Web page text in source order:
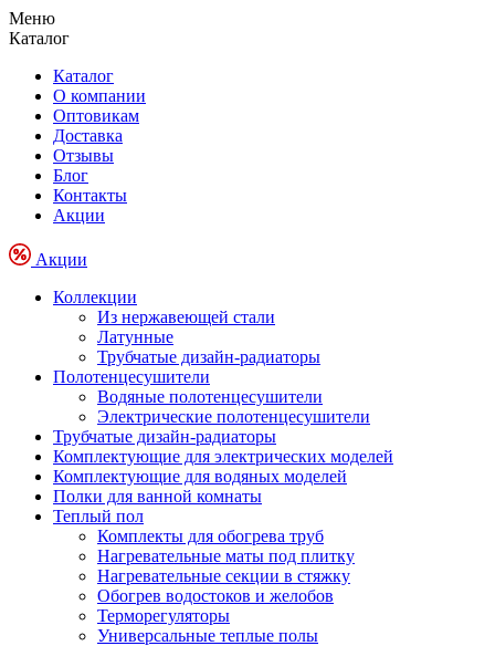
Меню
Каталог
Каталог
О компании
Оптовикам
Доставка
Отзывы
Блог
Контакты
Акции
Акции
Коллекции
Из нержавеющей стали
Латунные
Трубчатые дизайн-радиаторы
Полотенцесушители
Водяные полотенцесушители
Электрические полотенцесушители
Трубчатые дизайн-радиаторы
Комплектующие для электрических моделей
Комплектующие для водяных моделей
Полки для ванной комнаты
Теплый пол
Комплекты для обогрева труб
Нагревательные маты под плитку
Нагревательные секции в стяжку
Обогрев водостоков и желобов
Терморегуляторы
Универсальные теплые полы